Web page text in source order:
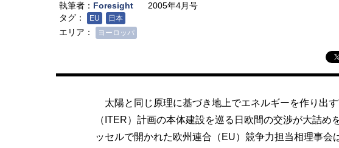
執筆者： Foresight
2005年4月号
タグ：
EU 日本
エリア： ヨーロッパ
太陽と同じ原理に基づき地上でエネルギーを作り出
（ITER）計画の本体建設を巡る日欧間の交渉が大詰め
ッセルで開かれた欧州連合（EU）競争力担当相理事会